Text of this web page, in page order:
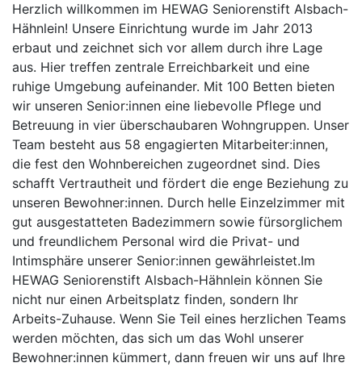
Herzlich willkommen im HEWAG Seniorenstift Alsbach-
Hähnlein! Unsere Einrichtung wurde im Jahr 2013
erbaut und zeichnet sich vor allem durch ihre Lage
aus. Hier treffen zentrale Erreichbarkeit und eine
ruhige Umgebung aufeinander. Mit 100 Betten bieten
wir unseren Senior:innen eine liebevolle Pflege und
Betreuung in vier überschaubaren Wohngruppen. Unser
Team besteht aus 58 engagierten Mitarbeiter:innen,
die fest den Wohnbereichen zugeordnet sind. Dies
schafft Vertrautheit und fördert die enge Beziehung zu
unseren Bewohner:innen. Durch helle Einzelzimmer mit
gut ausgestatteten Badezimmern sowie fürsorglichem
und freundlichem Personal wird die Privat- und
Intimsphäre unserer Senior:innen gewährleistet.Im
HEWAG Seniorenstift Alsbach-Hähnlein können Sie
nicht nur einen Arbeitsplatz finden, sondern Ihr
Arbeits-Zuhause. Wenn Sie Teil eines herzlichen Teams
werden möchten, das sich um das Wohl unserer
Bewohner:innen kümmert, dann freuen wir uns auf Ihre